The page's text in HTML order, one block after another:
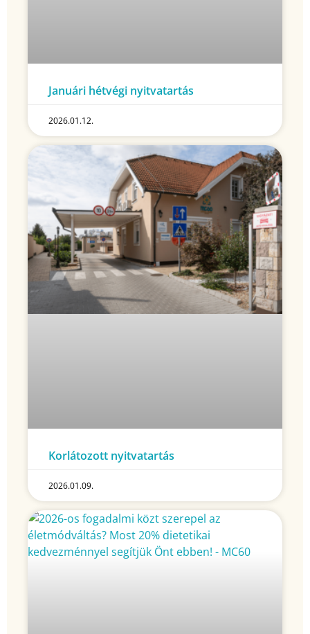
Januári hétvégi nyitvatartás
2026.01.12.
Korlátozott nyitvatartás
2026.01.09.